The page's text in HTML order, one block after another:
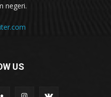
negeri.
US